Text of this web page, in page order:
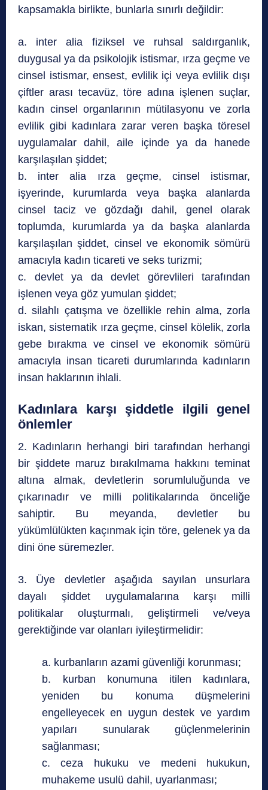
kapsamakla birlikte, bunlarla sınırlı değildir:
a. inter alia fiziksel ve ruhsal saldırganlık,
duygusal ya da psikolojik istismar, ırza geçme ve
cinsel istismar, ensest, evlilik içi veya evlilik dışı
çiftler arası tecavüz, töre adına işlenen suçlar,
kadın cinsel organlarının mütilasyonu ve zorla
evlilik gibi kadınlara zarar veren başka töresel
uygulamalar dahil, aile içinde ya da hanede
karşılaşılan şiddet;
b. inter alia ırza geçme, cinsel istismar,
işyerinde, kurumlarda veya başka alanlarda
cinsel taciz ve gözdağı dahil, genel olarak
toplumda, kurumlarda ya da başka alanlarda
karşılaşılan şiddet, cinsel ve ekonomik sömürü
amacıyla kadın ticareti ve seks turizmi;
c. devlet ya da devlet görevlileri tarafından
işlenen veya göz yumulan şiddet;
d. silahlı çatışma ve özellikle rehin alma, zorla
iskan, sistematik ırza geçme, cinsel kölelik, zorla
gebe bırakma ve cinsel ve ekonomik sömürü
amacıyla insan ticareti durumlarında kadınların
insan haklarının ihlali.
Kadınlara karşı şiddetle ilgili genel
önlemler
2. Kadınların herhangi biri tarafından herhangi
bir şiddete maruz bırakılmama hakkını teminat
altına almak, devletlerin sorumluluğunda ve
çıkarınadır ve milli politikalarında önceliğe
sahiptir. Bu meyanda, devletler bu
yükümlülükten kaçınmak için töre, gelenek ya da
dini öne süremezler.
3. Üye devletler aşağıda sayılan unsurlara
dayalı şiddet uygulamalarına karşı milli
politikalar oluşturmalı, geliştirmeli ve/veya
gerektiğinde var olanları iyileştirmelidir:
a. kurbanların azami güvenliği korunması;
b. kurban konumuna itilen kadınlara,
yeniden bu konuma düşmelerini
engelleyecek en uygun destek ve yardım
yapıları sunularak güçlenmelerinin
sağlanması;
c. ceza hukuku ve medeni hukukun,
muhakeme usulü dahil, uyarlanması;